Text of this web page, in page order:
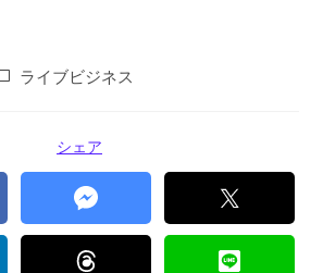
ライブビジネス
シェア